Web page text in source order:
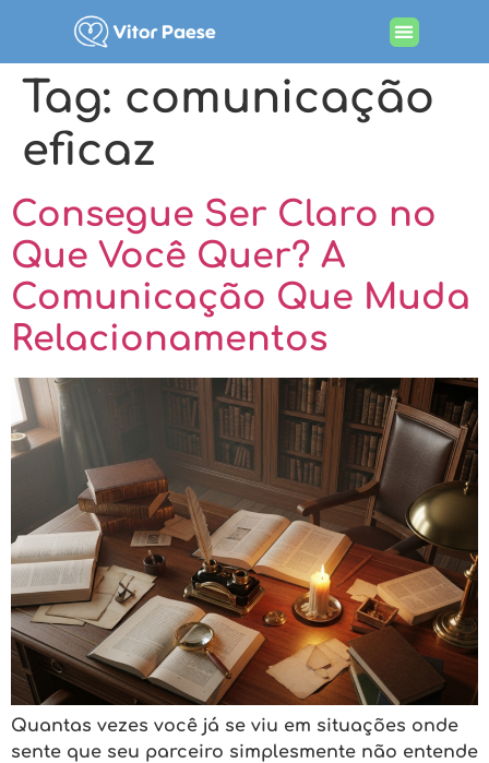
Tag: comunicação
eficaz
Consegue Ser Claro no
Que Você Quer? A
Comunicação Que Muda
Relacionamentos
Quantas vezes você já se viu em situações onde
sente que seu parceiro simplesmente não entende